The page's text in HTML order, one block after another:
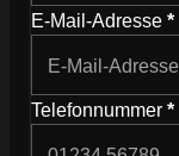
E-Mail-Adresse *
Telefonnummer *